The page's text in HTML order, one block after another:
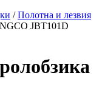
/Полотна и лезвия
JBT101D